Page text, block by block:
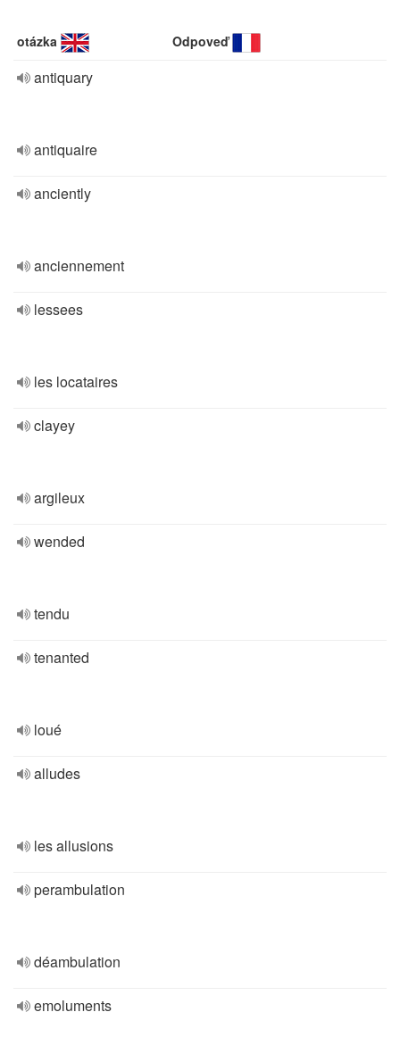
otázka Odpoveď
antiquary
antiquaire
anciently
anciennement
lessees
les locataires
clayey
argileux
wended
tendu
tenanted
loué
alludes
les allusions
perambulation
déambulation
emoluments